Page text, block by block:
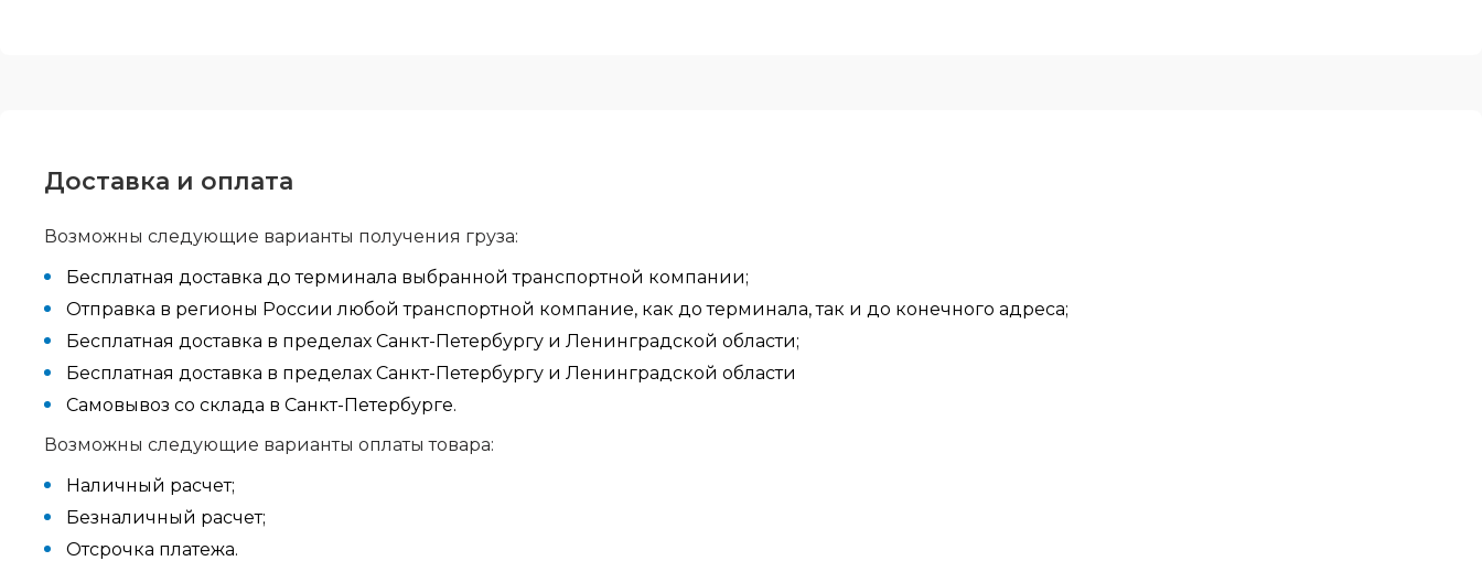
Доставка и оплата
Возможны следующие варианты получения груза:
Бесплатная доставка до терминала выбранной транспортной компании;
Отправка в регионы России любой транспортной компание, как до терминала, так и до конечного адреса;
Бесплатная доставка в пределах Санкт-Петербургу и Ленинградской области;
Бесплатная доставка в пределах Санкт-Петербургу и Ленинградской области
Самовывоз со склада в Санкт-Петербурге.
Возможны следующие варианты оплаты товара:
Наличный расчет;
Безналичный расчет;
Отсрочка платежа.